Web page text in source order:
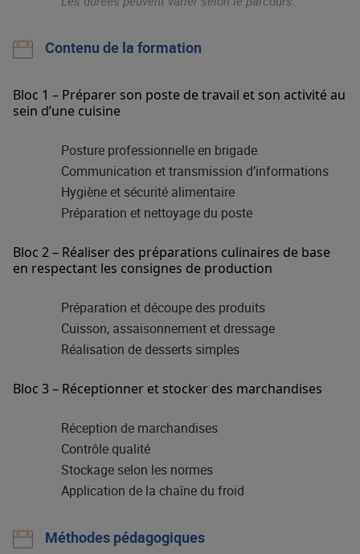
Contenu de la formation
Bloc 1 – Préparer son poste de travail et son activité au
sein d’une cuisine
Posture professionnelle en brigade
Communication et transmission d’informations
Hygiène et sécurité alimentaire
Préparation et nettoyage du poste
Bloc 2 – Réaliser des préparations culinaires de base
en respectant les consignes de production
Préparation et découpe des produits
Cuisson, assaisonnement et dressage
Réalisation de desserts simples
Bloc 3 – Réceptionner et stocker des marchandises
Réception de marchandises
Contrôle qualité
Stockage selon les normes
Application de la chaîne du froid
Méthodes pédagogiques